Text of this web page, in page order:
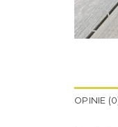
OPINIE